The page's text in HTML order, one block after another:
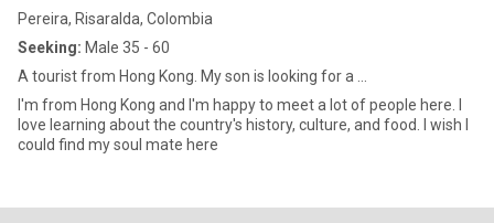
Pereira, Risaralda, Colombia
Seeking: Male 35 - 60
A tourist from Hong Kong. My son is looking for a ...
I'm from Hong Kong and I'm happy to meet a lot of people here. I
love learning about the country's history, culture, and food. I wish I
could find my soul mate here